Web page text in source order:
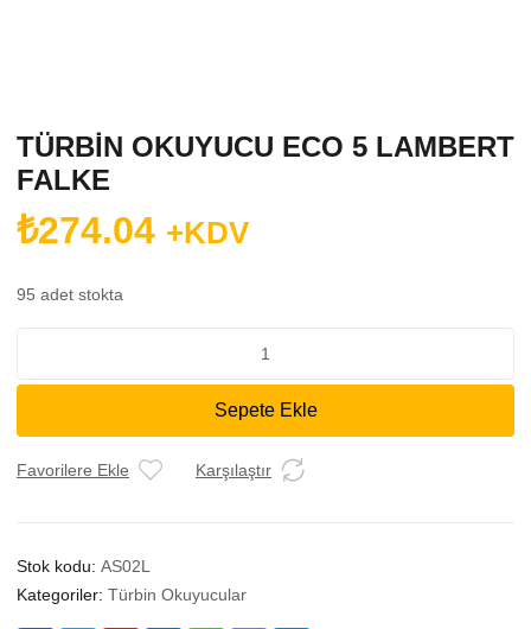
TÜRBİN OKUYUCU ECO 5 LAMBERT
FALKE
₺274.04 +KDV
95 adet stokta
ECO
FALKE
Sepete Ekle
Favorilere Ekle Karşılaştır
Stok kodu: AS02L
Kategoriler: Türbin Okuyucular